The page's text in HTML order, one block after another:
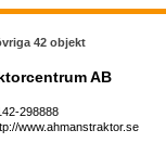
42 objekt
AB
298888
www.ahmanstraktor.se